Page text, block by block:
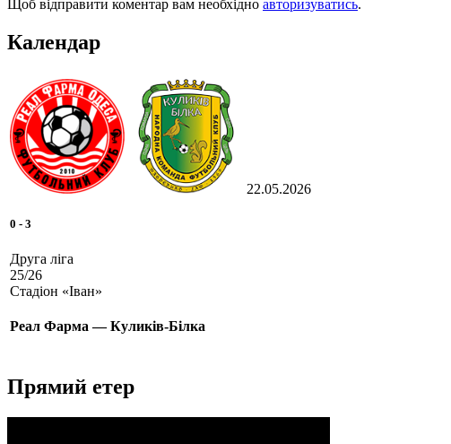
Щоб відправити коментар вам необхідно авторизуватись.
Календар
22.05.2026
0 - 3
Друга ліга
25/26
Стадіон «Іван»
Реал Фарма — Куликів-Білка
Прямий етер